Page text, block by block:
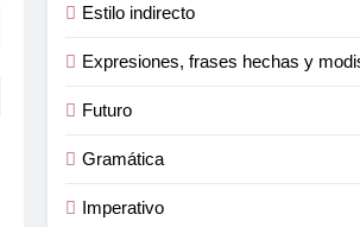
Estilo indirecto
Expresiones, frases hechas y
Futuro
Gramática
Imperativo